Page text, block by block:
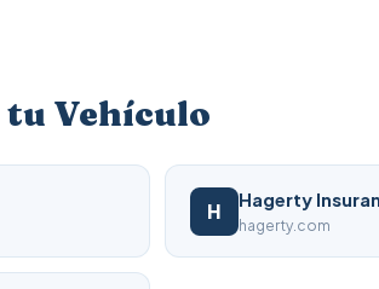
tu Vehículo
H Hagerty
hagerty.com